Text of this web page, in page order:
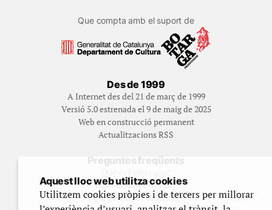
Que compta amb el suport de
Des de 1999
A Internet des del 21 de març de 1999
Versió 5.0 estrenada el 9 de maig de 2025
Web en construcció permanent
Actualitzacions RSS
Preguntes freqüents
Història de Festes.org
Qui gestiona Festes.org
Aquest lloc web utilitza cookies
Utilitzem cookies pròpies i de tercers per millorar